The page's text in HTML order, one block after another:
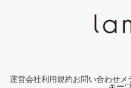
運営会社利用規約お問い合わせ メ